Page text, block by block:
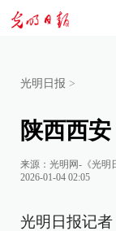
光明日报 >
陕西西
来源： 光明网-《光明
2026-01-04 02:05
光明日报记